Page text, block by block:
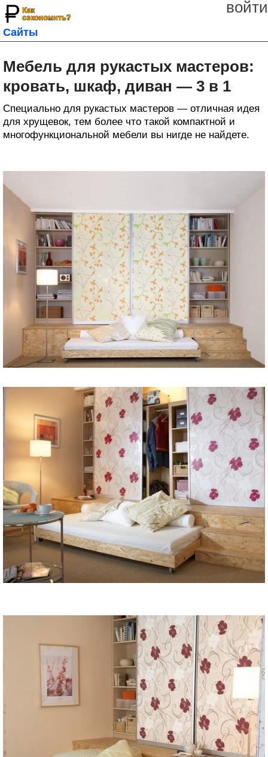
войти
Сайты
Мебель для рукастых мастеров:
кровать, шкаф, диван — 3 в 1
Специально для рукастых мастеров — отличная идея
для хрущевок, тем более что такой компактной и
многофункциональной мебели вы нигде не найдете.